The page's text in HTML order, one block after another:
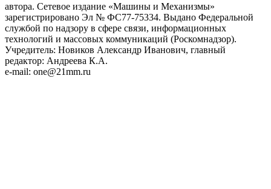
автора. Сетевое издание «Машины и Механизмы»
зарегистрировано Эл № ФС77-75334. Выдано Федеральной
службой по надзору в сфере связи, информационных
технологий и массовых коммуникаций (Роскомнадзор).
Учредитель: Новиков Александр Иванович, главный
редактор: Андреева К.А.
e-mail: one@21mm.ru